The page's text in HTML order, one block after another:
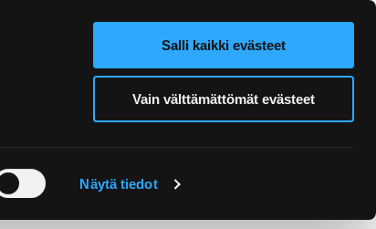
Näytä tiedot
Salli kaikki evästeet
Vain välttämättömät evästeet
Search from site